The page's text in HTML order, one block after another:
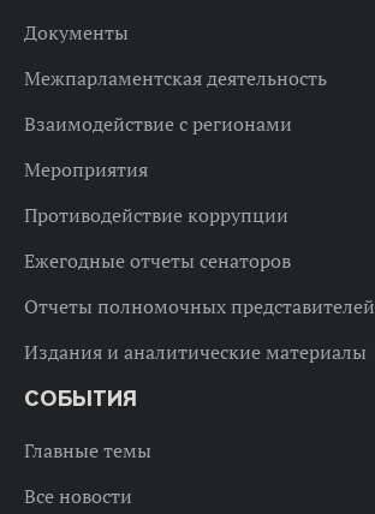
Документы
Межпарламентская деятельность
Взаимодействие с регионами
Мероприятия
Противодействие коррупции
Ежегодные отчеты сенаторов
Отчеты полномочных представителей
Издания и аналитические материалы
СОБЫТИЯ
Главные темы
Все новости